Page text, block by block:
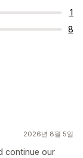
1
8
2026년 8월 5일
continue our